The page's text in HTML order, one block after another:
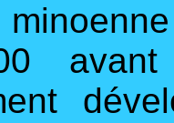
avant